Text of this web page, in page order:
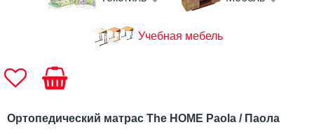
Учебная мебель
Ортопедический матрас The HOME Paola / Паола